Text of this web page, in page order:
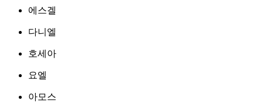
에스겔
다니엘
호세아
요엘
아모스